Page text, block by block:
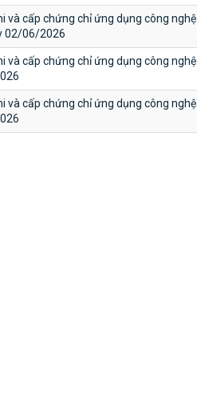
và cấp chứng chỉ ứng dụng công nghệ
02/06/2026
và cấp chứng chỉ ứng dụng công nghệ
và cấp chứng chỉ ứng dụng công nghệ